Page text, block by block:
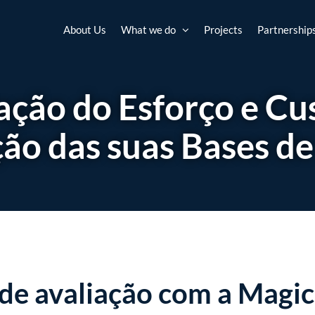
About Us What we do Projects
do Esforço e
das suas Bases
avaliação com a